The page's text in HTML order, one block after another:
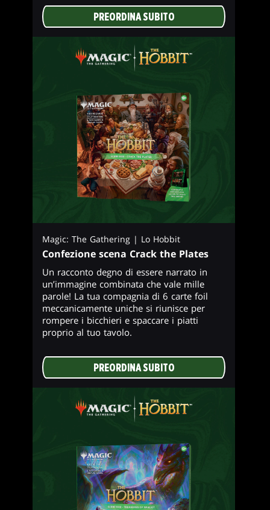
PREORDINA SUBITO
Magic: The Gathering | Lo Hobbit
Confezione scena Crack the Plates
Un racconto degno di essere narrato in
un’immagine combinata che vale mille
parole! La tua compagnia di 6 carte foil
meccanicamente uniche si riunisce per
rompere i bicchieri e spaccare i piatti
proprio al tuo tavolo.
PREORDINA SUBITO